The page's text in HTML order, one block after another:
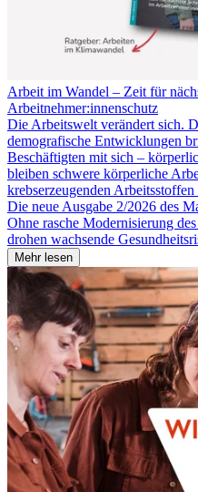
Arbeit im Wandel – Zeit für
Arbeitnehmer:innenschutz
Die Arbeitswelt verändert sich.
demografische Entwicklungen
Beschäftigten mit sich –
bleiben schwere körperliche
krebserzeugenden
Die neue Ausgabe 2/2026 des
Ohne rasche Modernisierung
drohen wachsende
Mehr lesen